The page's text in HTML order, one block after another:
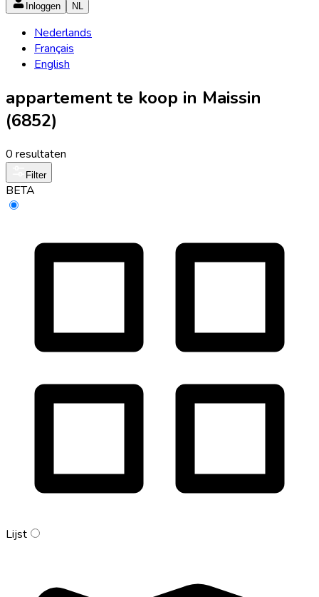
Inloggen NL
Nederlands
Français
English
appartement te koop in Maissin
(6852)
0 resultaten
Filter
BETA
Lijst